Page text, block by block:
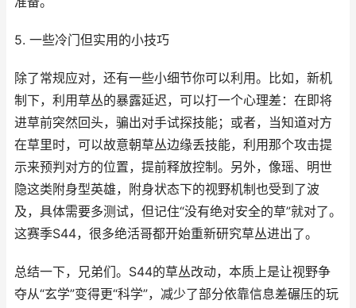
5. 一些冷门但实用的小技巧
除了常规应对，还有一些小细节你可以利用。比如，新机
制下，利用草丛的暴露延迟，可以打一个心理差：在即将
进草前突然回头，骗出对手试探技能；或者，当知道对方
在草里时，可以故意朝草丛边缘丢技能，利用那个攻击提
示来预判对方的位置，提前释放控制。另外，像瑶、明世
隐这类附身型英雄，附身状态下的视野机制也受到了波
及，具体需要多测试，但记住“没有绝对安全的草”就对了。
这赛季S44，很多绝活哥都开始重新研究草丛进出了。
总结一下，兄弟们。S44的草丛改动，本质上是让视野争
夺从“玄学”变得更“科学”，减少了部分依靠信息差碾压的玩